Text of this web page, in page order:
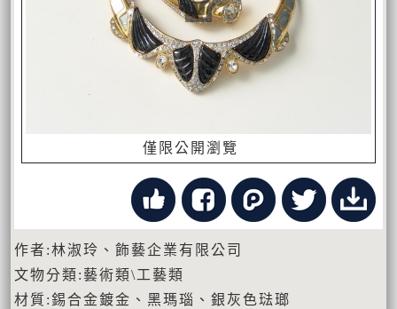
僅限公開瀏覽
作者:林淑玲、飾藝企業有限公司
文物分類:藝術類\工藝類
材質:錫合金鍍金、黑瑪瑙、銀灰色琺瑯